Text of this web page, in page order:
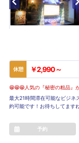
休憩 ￥2,990～
😁😁😁人気の『秘密の粗品』
最大21時間滞在可能なビジ
約可能です！お待ちしてます
予約